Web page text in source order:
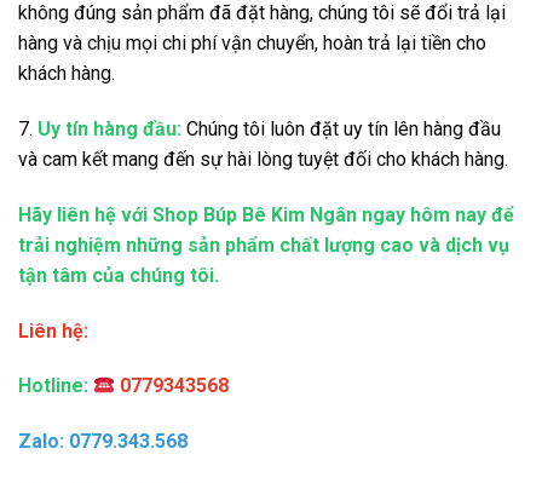
không đúng sản phẩm đã đặt hàng, chúng tôi sẽ đổi trả lại
hàng và chịu mọi chi phí vận chuyển, hoàn trả lại tiền cho
khách hàng.
7. Uy tín hàng đầu: Chúng tôi luôn đặt uy tín lên hàng đầu
và cam kết mang đến sự hài lòng tuyệt đối cho khách hàng.
Hãy liên hệ với Shop Búp Bê Kim Ngân ngay hôm nay để
trải nghiệm những sản phẩm chất lượng cao và dịch vụ
tận tâm của chúng tôi.
Liên hệ:
Hotline: 0779343568
Zalo: 0779.343.568